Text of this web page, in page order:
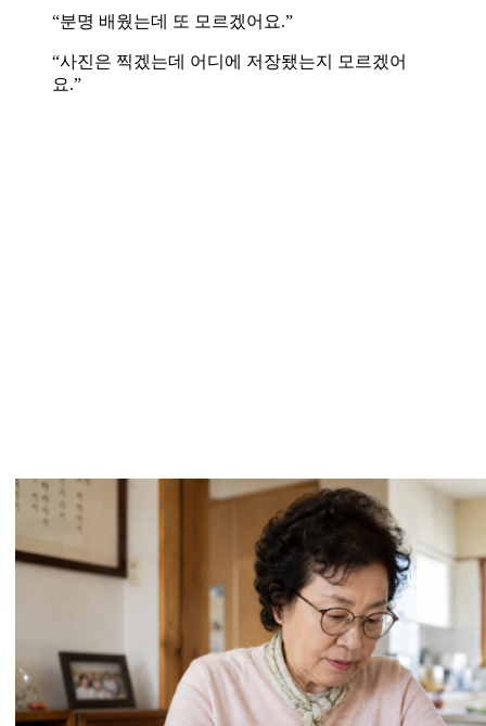
“분명 배웠는데 또 모르겠어요.”
“사진은 찍겠는데 어디에 저장됐는지 모르겠어
요.”